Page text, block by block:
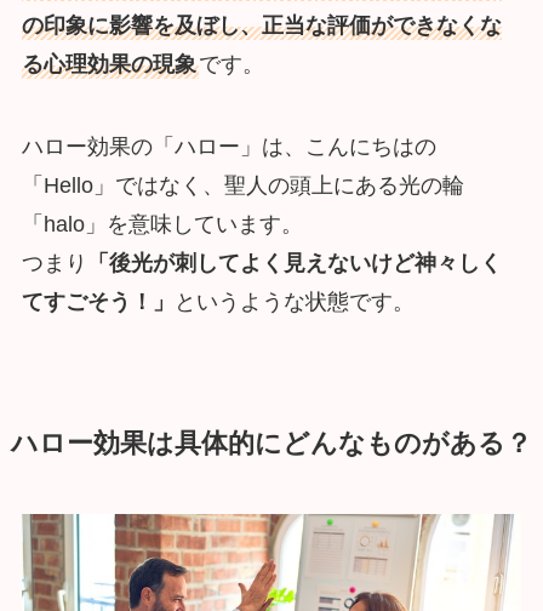
の印象に影響を及ぼし、正当な評価ができなくな
る心理効果の現象です。
ハロー効果の「ハロー」は、こんにちはの
「Hello」ではなく、聖人の頭上にある光の輪
「halo」を意味しています。
つまり
「後光が刺してよく見えないけど神々しく
てすごそう！」
というような状態です。
ハロー効果は具体的にどんなものがある？